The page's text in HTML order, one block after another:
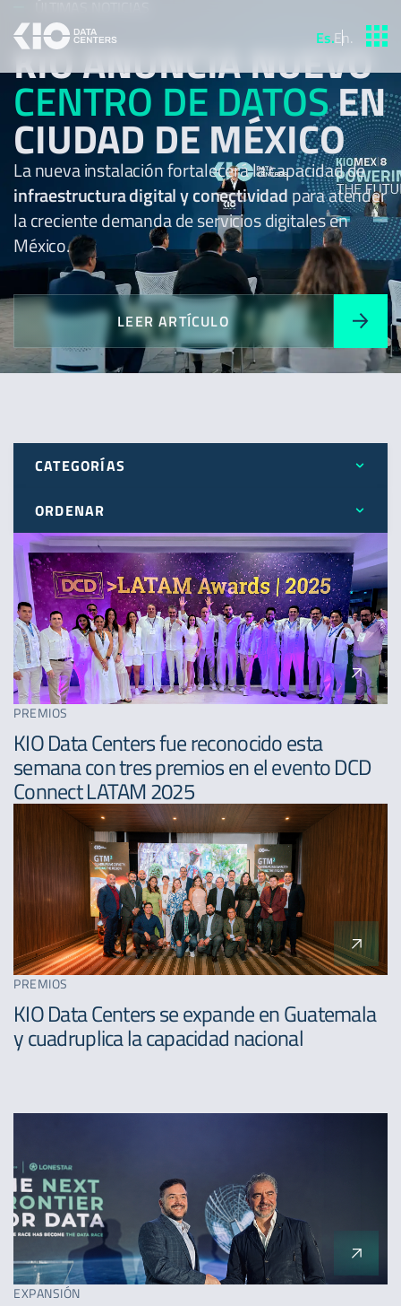
Es.En.
KIO ANUNCIA NUEVO
CENTRO DE DATOSEN
CIUDAD DE MÉXICO
La nueva instalación fortalecerá la capacidad de
infraestructura digital y conectividadpara atender
la creciente demanda de servicios digitales en
México.
LEER ARTÍCULO
CATEGORÍAS
Todos
Expansión
Novedades
Premios
ORDENAR
Más reciente
Menos reciente
A - Z
PREMIOS
KIO Data Centers fue reconocido esta
semana con tres premios en el evento DCD
Connect LATAM 2025
PREMIOS
KIO Data Centers se expande en Guatemala
y cuadruplica la capacidad nacional
EXPANSIÓN